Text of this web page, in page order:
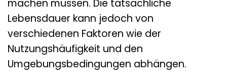
machen müssen. Die tatsächliche
Lebensdauer kann jedoch von
verschiedenen Faktoren wie der
Nutzungshäufigkeit und den
Umgebungsbedingungen abhängen.